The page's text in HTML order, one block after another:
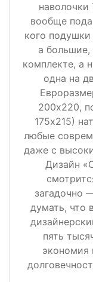
вообще
кого подушки
а большие,
комплекте, а
одна на
200х220,
175х215)
любые
даже с
Дизайн
загадочно
думать, что
пять
экономия